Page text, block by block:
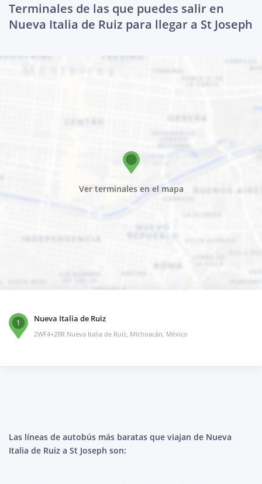
Terminales de las que puedes salir en
Nueva Italia de Ruiz para llegar a St Joseph
Ver terminales en el mapa
1 Nueva Italia de Ruiz
2WF4+28R Nueva Italia de Ruiz, Michoacán, México
Las líneas de autobús más baratas que viajan de Nueva
Italia de Ruiz a St Joseph son: